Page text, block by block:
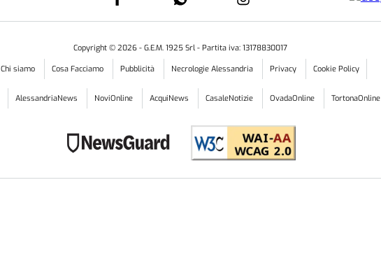
Copyright © 2026 - G.E.M. 1925 Srl - Partita iva: 13178830017
Chi siamo
Cosa Facciamo Pubblicità Necrologie Alessandria Privacy Cookie Policy
AlessandriaNews NoviOnline AcquiNews CasaleNotizie OvadaOnline TortonaOnline